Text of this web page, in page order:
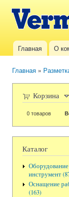
Главное меню
Главная О
Главная »
Корзина
0товаров
Каталог
инструмент
Оснащение
(163)